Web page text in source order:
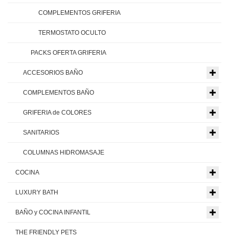
COMPLEMENTOS GRIFERIA
TERMOSTATO OCULTO
PACKS OFERTA GRIFERIA
ACCESORIOS BAÑO
COMPLEMENTOS BAÑO
GRIFERIA de COLORES
SANITARIOS
COLUMNAS HIDROMASAJE
COCINA
LUXURY BATH
BAÑO y COCINA INFANTIL
THE FRIENDLY PETS